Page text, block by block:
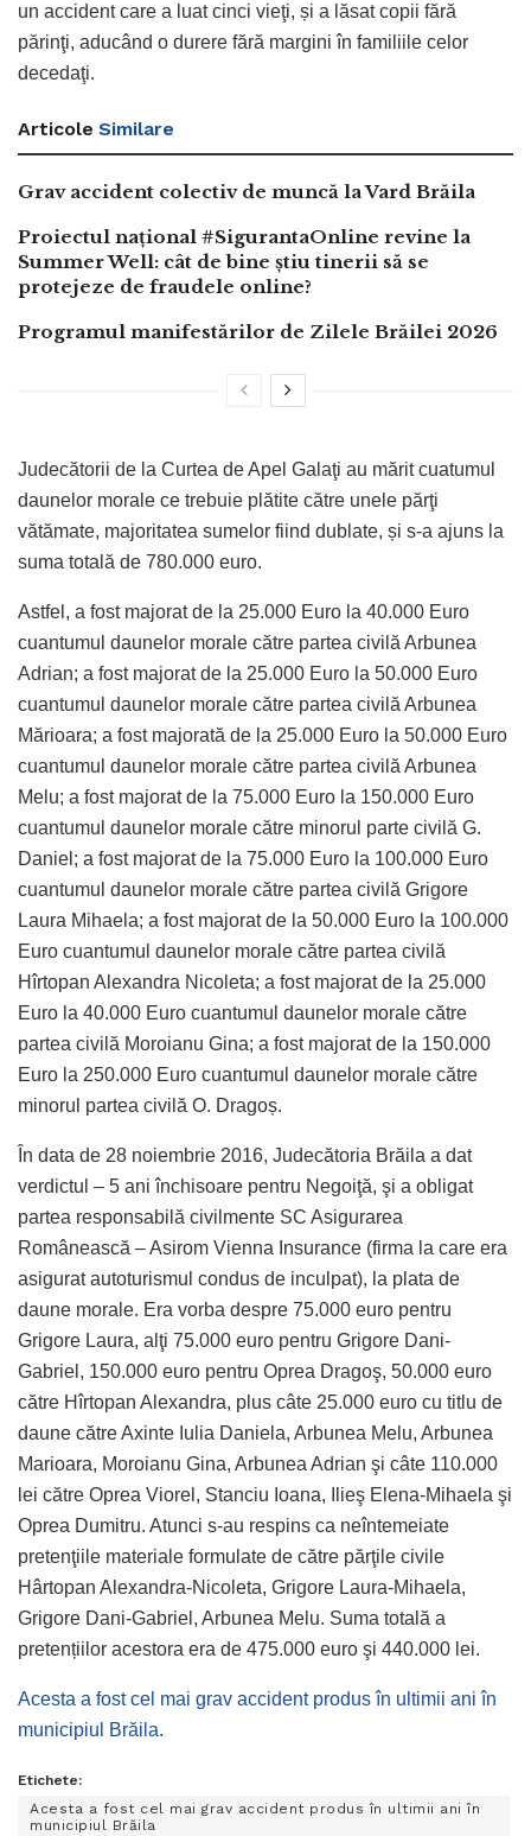
un accident care a luat cinci vieţi, și a lăsat copii fără
părinţi, aducând o durere fără margini în familiile celor
decedaţi.
Articole Similare
Grav accident colectiv de muncă la Vard Brăila
Proiectul național #SigurantaOnline revine la
Summer Well: cât de bine știu tinerii să se
protejeze de fraudele online?
Programul manifestărilor de Zilele Brăilei 2026
Judecătorii de la Curtea de Apel Galaţi au mărit cuatumul
daunelor morale ce trebuie plătite către unele părţi
vătămate, majoritatea sumelor fiind dublate, și s-a ajuns la
suma totală de 780.000 euro.
Astfel, a fost majorat de la 25.000 Euro la 40.000 Euro
cuantumul daunelor morale către partea civilă Arbunea
Adrian; a fost majorat de la 25.000 Euro la 50.000 Euro
cuantumul daunelor morale către partea civilă Arbunea
Mărioara; a fost majorată de la 25.000 Euro la 50.000 Euro
cuantumul daunelor morale către partea civilă Arbunea
Melu; a fost majorat de la 75.000 Euro la 150.000 Euro
cuantumul daunelor morale către minorul parte civilă G.
Daniel; a fost majorat de la 75.000 Euro la 100.000 Euro
cuantumul daunelor morale către partea civilă Grigore
Laura Mihaela; a fost majorat de la 50.000 Euro la 100.000
Euro cuantumul daunelor morale către partea civilă
Hîrtopan Alexandra Nicoleta; a fost majorat de la 25.000
Euro la 40.000 Euro cuantumul daunelor morale către
partea civilă Moroianu Gina; a fost majorat de la 150.000
Euro la 250.000 Euro cuantumul daunelor morale către
minorul partea civilă O. Dragoș.
În data de 28 noiembrie 2016, Judecătoria Brăila a dat
verdictul – 5 ani închisoare pentru Negoiţă, şi a obligat
partea responsabilă civilmente SC Asigurarea
Românească – Asirom Vienna Insurance (firma la care era
asigurat autoturismul condus de inculpat), la plata de
daune morale. Era vorba despre 75.000 euro pentru
Grigore Laura, alţi 75.000 euro pentru Grigore Dani-
Gabriel, 150.000 euro pentru Oprea Dragoş, 50.000 euro
către Hîrtopan Alexandra, plus câte 25.000 euro cu titlu de
daune către Axinte Iulia Daniela, Arbunea Melu, Arbunea
Marioara, Moroianu Gina, Arbunea Adrian şi câte 110.000
lei către Oprea Viorel, Stanciu Ioana, Ilieş Elena-Mihaela şi
Oprea Dumitru. Atunci s-au respins ca neîntemeiate
pretenţiile materiale formulate de către părţile civile
Hârtopan Alexandra-Nicoleta, Grigore Laura-Mihaela,
Grigore Dani-Gabriel, Arbunea Melu. Suma totală a
pretențiilor acestora era de 475.000 euro şi 440.000 lei.
Acesta a fost cel mai grav accident produs în ultimii ani în
municipiul Brăila.
Etichete:
Acesta a fost cel mai grav accident produs în ultimii ani în
municipiul Brăila